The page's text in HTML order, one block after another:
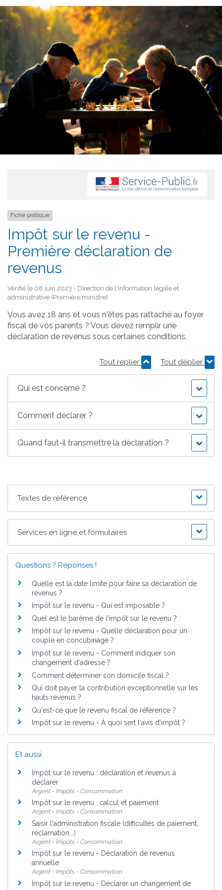
Fiche pratique
Impôt sur le revenu -
Première déclaration de
revenus
Vérifié le 08 juin 2023 - Direction de l'information légale et
administrative (Première ministre)
Vous avez 18 ans et vous n'êtes pas rattaché au foyer
fiscal de vos parents ? Vous devez remplir une
déclaration de revenus sous certaines conditions.
Tout replier Tout déplier
Qui est concerné ?
Comment déclarer ?
Quand faut-il transmettre la déclaration ?
Textes de référence
Services en ligne et formulaires
Questions ? Réponses !
Quelle est la date limite pour faire sa déclaration de
revenus ?
Impôt sur le revenu - Qui est imposable ?
Quel est le barème de l'impôt sur le revenu ?
Impôt sur le revenu - Quelle déclaration pour un
couple en concubinage ?
Impôt sur le revenu - Comment indiquer son
changement d'adresse ?
Comment déterminer son domicile fiscal ?
Qui doit payer la contribution exceptionnelle sur les
hauts revenus ?
Qu'est-ce que le revenu fiscal de référence ?
Impôt sur le revenu - À quoi sert l'avis d'impôt ?
Et aussi
Impôt sur le revenu : déclaration et revenus à
déclarer
Argent - Impôts - Consommation
Impôt sur le revenu : calcul et paiement
Argent - Impôts - Consommation
Saisir l'administration fiscale (difficultés de paiement,
réclamation...)
Argent - Impôts - Consommation
Impôt sur le revenu - Déclaration de revenus
annuelle
Argent - Impôts - Consommation
Impôt sur le revenu - Déclarer un changement de